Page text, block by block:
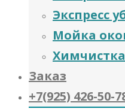
Экспресс
Мойка
Заказ
+7(925) 426-50-